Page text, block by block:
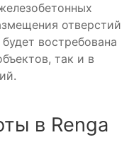
отверстий
востребована
так и в
в Renga